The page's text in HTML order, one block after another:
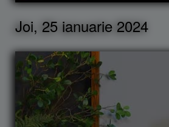
Joi, 25 ianuarie 2024